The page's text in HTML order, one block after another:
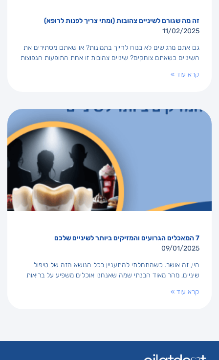
זה מה שגורם לשיניים צהובות (ומתי צריך לפנות לרופא)
11/02/2025
גם אתם מרגישים לא בנוח לחייך בתמונות? או שאתם מסתירים את
השיניים כשאתם צוחקים? שיניים צהובות זו אחת התופעות הנפוצות
קרא עוד »
7 המאכלים הגרועים והמזיקים ביותר לשיניים שלכם
09/01/2025
היי, זה אושר. כשהתחלתי להתעניין בכל הנושא הזה של טיפולי
שיניים, מהר מאוד הבנתי שמה שאנחנו אוכלים משפיע על בריאות
קרא עוד »